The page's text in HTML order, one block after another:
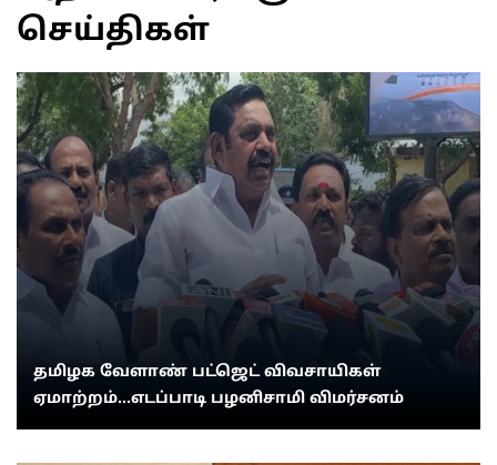
செய்திகள்
தமிழக வேளாண் பட்ஜெட் விவசாயிகள்
ஏமாற்றம்...எடப்பாடி பழனிசாமி விமர்சனம்